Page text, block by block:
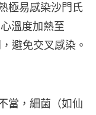
極易感染沙門氏
溫度加熱至
避免交叉感染。
當，細菌（如仙